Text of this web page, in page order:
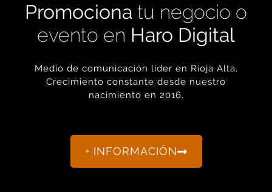
Promociona tu negocio o
evento en Haro Digital
Medio de comunicación líder en Rioja Alta.
Crecimiento constante desde nuestro
nacimiento en 2016.
+ INFORMACIÓN